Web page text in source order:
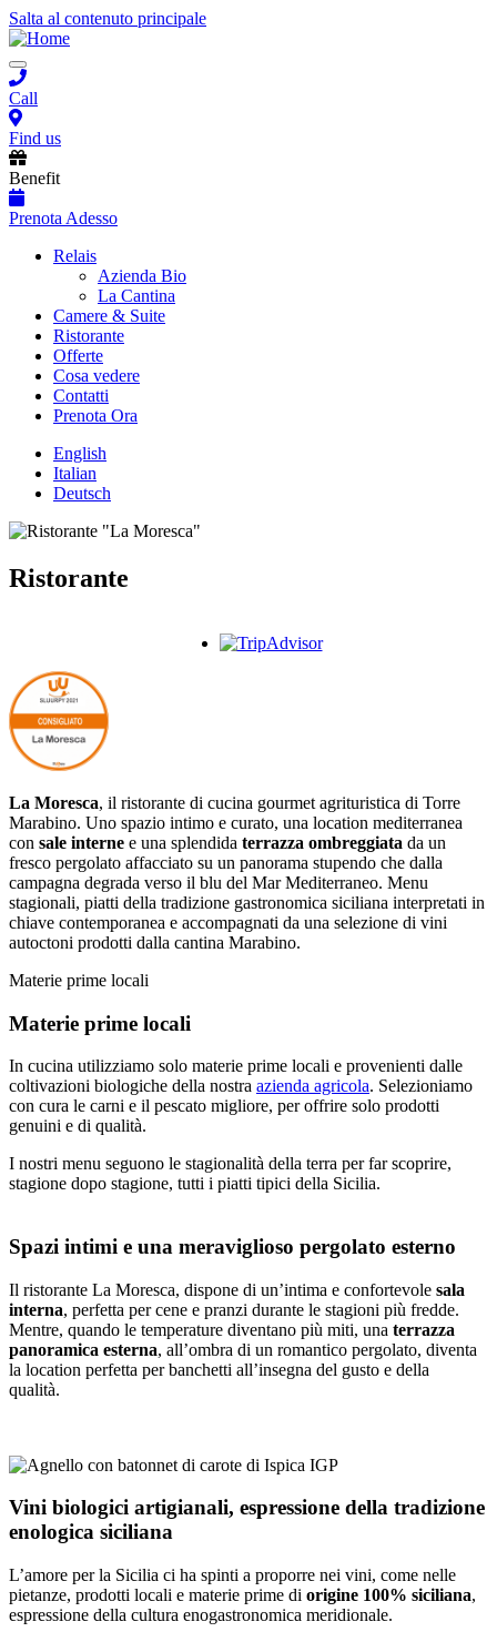
Salta al contenuto principale
Toggle
navigation
Call
Find us
Benefit
Prenota Adesso
Main
navigation
Relais
Azienda Bio
La Cantina
Camere & Suite
Ristorante
Offerte
Cosa vedere
Contatti
Prenota Ora
English
Italian
Deutsch
Ristorante
La Moresca, il ristorante di cucina gourmet agrituristica di Torre
Marabino. Uno spazio intimo e curato, una location mediterranea
con sale interne e una splendida terrazza ombreggiata da un
fresco pergolato affacciato su un panorama stupendo che dalla
campagna degrada verso il blu del Mar Mediterraneo. Menu
stagionali, piatti della tradizione gastronomica siciliana interpretati in
chiave contemporanea e accompagnati da una selezione di vini
autoctoni prodotti dalla cantina Marabino.
Materie prime locali
Materie prime locali
In cucina utilizziamo solo materie prime locali e provenienti dalle
coltivazioni biologiche della nostra azienda agricola. Selezioniamo
con cura le carni e il pescato migliore, per offrire solo prodotti
genuini e di qualità.
I nostri menu seguono le stagionalità della terra per far scoprire,
stagione dopo stagione, tutti i piatti tipici della Sicilia.
Spazi intimi e una meraviglioso pergolato esterno
Il ristorante La Moresca, dispone di un’intima e confortevole sala
interna, perfetta per cene e pranzi durante le stagioni più fredde.
Mentre, quando le temperature diventano più miti, una terrazza
panoramica esterna, all’ombra di un romantico pergolato, diventa
la location perfetta per banchetti all’insegna del gusto e della
qualità.
Vini biologici artigianali, espressione della tradizione
enologica siciliana
L’amore per la Sicilia ci ha spinti a proporre nei vini, come nelle
pietanze, prodotti locali e materie prime di origine 100% siciliana,
espressione della cultura enogastronomica meridionale.